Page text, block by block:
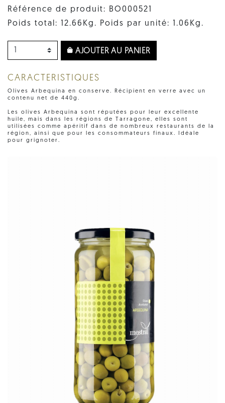
Référence de produit: BO000521
Poids total: 12.66Kg. Poids par unité: 1.06Kg.
AJOUTER AU PANIER
CARACTERISTIQUES
Olives Arbequina en conserve. Récipient en verre avec un
contenu net de 440g.
Les olives Arbequina sont réputées pour leur excellente
huile, mais dans les régions de Tarragone, elles sont
utilisées comme apéritif dans de nombreux restaurants de la
région, ainsi que pour les consommateurs finaux. Idéale
pour grignoter.